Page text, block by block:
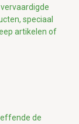
speciaal
artikelen of
de